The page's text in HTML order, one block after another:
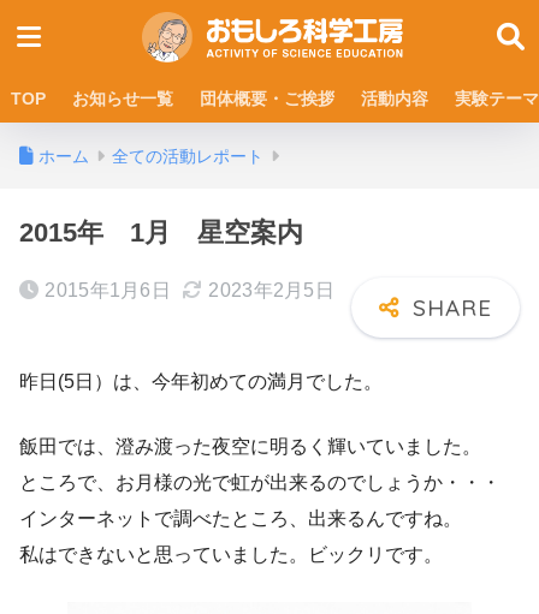
TOP お知らせ一覧 団体概要・ご挨拶 活動内容 実験テーマ
ホーム 全ての活動レポート
2015年 1月 星空案内
2015年1月6日 2023年2月5日
昨日(5日）は、今年初めての満月でした。
飯田では、澄み渡った夜空に明るく輝いていました。
ところで、お月様の光で虹が出来るのでしょうか・・・
インターネットで調べたところ、出来るんですね。
私はできないと思っていました。ビックリです。